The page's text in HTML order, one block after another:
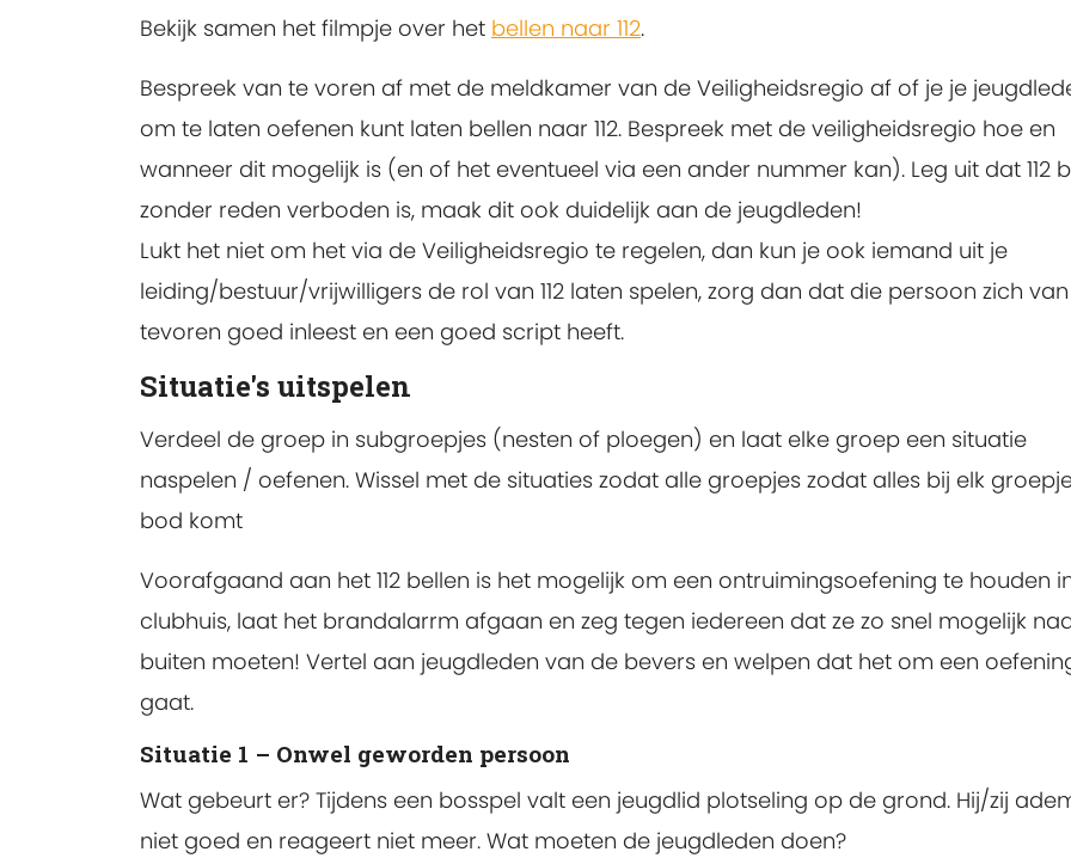
Bekijk samen het filmpje over het bellen naar 112.
Bespreek van te voren af met de meldkamer van de Veiligheidsregio af of je je
om te laten oefenen kunt laten bellen naar 112. Bespreek met de veiligheidsregio hoe en
wanneer dit mogelijk is (en of het eventueel via een ander nummer kan). Leg uit dat 112
zonder reden verboden is, maak dit ook duidelijk aan de jeugdleden!
Lukt het niet om het via de Veiligheidsregio te regelen, dan kun je ook iemand uit je
leiding/bestuur/vrijwilligers de rol van 112 laten spelen, zorg dan dat die persoon zich van
tevoren goed inleest en een goed script heeft.
Situatie's uitspelen
Verdeel de groep in subgroepjes (nesten of ploegen) en laat elke groep een situatie
naspelen / oefenen. Wissel met de situaties zodat alle groepjes zodat alles bij elk
bod komt
Voorafgaand aan het 112 bellen is het mogelijk om een ontruimingsoefening te houden
clubhuis, laat het brandalarrm afgaan en zeg tegen iedereen dat ze zo snel mogelijk
buiten moeten! Vertel aan jeugdleden van de bevers en welpen dat het om een
gaat.
Situatie 1 – Onwel geworden persoon
Wat gebeurt er? Tijdens een bosspel valt een jeugdlid plotseling op de grond. Hij/zij
niet goed en reageert niet meer. Wat moeten de jeugdleden doen?